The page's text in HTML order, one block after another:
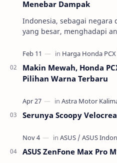
Menebar Dampak
Indonesia, sebagai negara
yang besar, menghadapi
per…
Makin Mewah, Honda
Pilihan Warna Terbaru
Serunya Scoopy
ASUS ZenFone Max Pro